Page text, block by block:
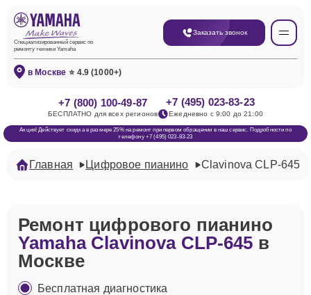
Специализированный сервис по
ремонту техники Yamaha
Заказать звонок
в Москве ⭐ 4.9 (1000+)
+7 (800) 100-49-87
БЕСПЛАТНО для всех регионов
+7 (495) 023-83-23
Ежедневно с 9:00 до 21:00
Акция! Действует скидка в размере 25% на ремонт при первом обращении в наш сервис. Подробности по
телефону +7 (495) 023-83-23
Главная Цифровое пианино Clavinova CLP-645
Ремонт цифрового пианино
Yamaha Clavinova CLP-645 в
Москве
Бесплатная диагностика